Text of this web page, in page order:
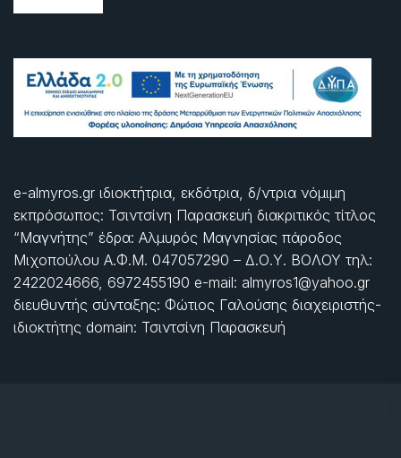
e-almyros.gr ιδιοκτήτρια, εκδότρια, δ/ντρια νόμιμη
εκπρόσωπος: Τσιντσίνη Παρασκευή διακριτικός τίτλος
“Μαγνήτης” έδρα: Αλμυρός Μαγνησίας πάροδος
Μιχοπούλου Α.Φ.Μ. 047057290 – Δ.Ο.Υ. ΒΟΛΟΥ τηλ:
2422024666, 6972455190 e-mail: almyros1@yahoo.gr
διευθυντής σύνταξης: Φώτιος Γαλούσης διαχειριστής-
ιδιοκτήτης domain: Τσιντσίνη Παρασκευή